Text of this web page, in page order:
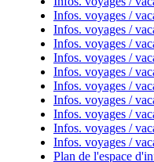
Infos. voyages /
Infos. voyages /
Infos. voyages /
Infos. voyages /
Infos. voyages /
Infos. voyages /
Infos. voyages /
Infos. voyages /
Infos. voyages /
Infos. voyages /
Plan de l'espace